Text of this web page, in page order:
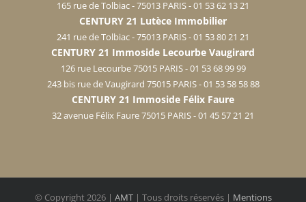
165 rue de Tolbiac - 75013 PARIS - 01 53 62 13 21
CENTURY 21 Lutèce Immobilier
241 rue de Tolbiac - 75013 PARIS - 01 53 80 21 21
CENTURY 21 Immoside Lecourbe Vaugirard
126 rue Lecourbe 75015 PARIS - 01 53 68 99 99
243 bis rue de Vaugirard 75015 PARIS - 01 53 58 58 88
CENTURY 21 Immoside Félix Faure
32 avenue Félix Faure 75015 PARIS - 01 45 57 21 21
© Copyright2026 | AMT| Tous droits réservés | Mentions